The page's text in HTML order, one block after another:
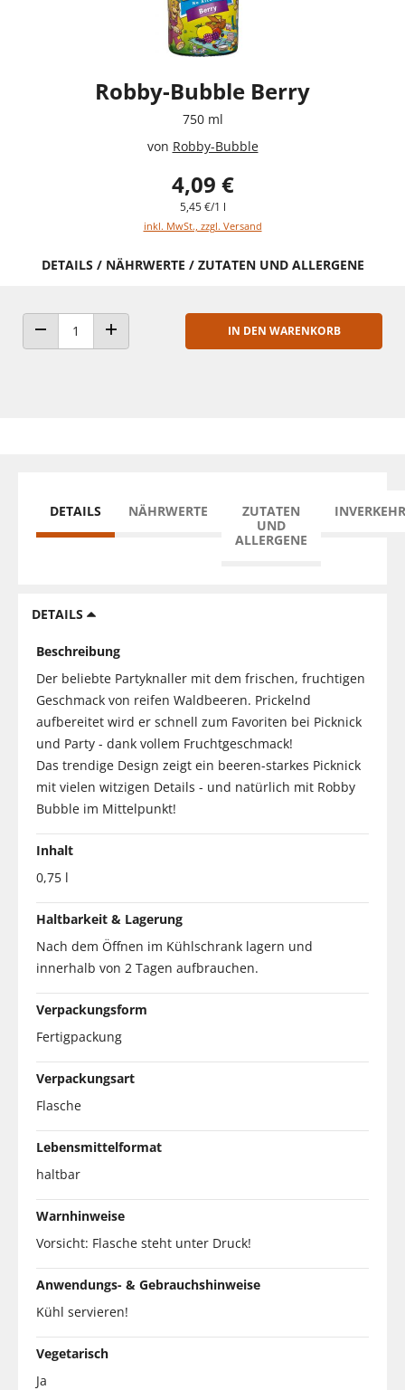
Robby-Bubble Berry
750 ml
von Robby-Bubble
4,09 €
5,45 €/1 l
inkl. MwSt., zzgl. Versand
DETAILS / NÄHRWERTE / ZUTATEN UND ALLERGENE
ANZAHL VERRINGERNANZAHL ERHÖHEN
IN DEN WARENKORB
DETAILS NÄHRWERTE
ZUTATEN
UND
ALLERGENE
DETAILS
Beschreibung
Der beliebte Partyknaller mit dem frischen, fruchtigen
Geschmack von reifen Waldbeeren. Prickelnd
aufbereitet wird er schnell zum Favoriten bei Picknick
und Party - dank vollem Fruchtgeschmack!
Das trendige Design zeigt ein beeren-starkes Picknick
mit vielen witzigen Details - und natürlich mit Robby
Bubble im Mittelpunkt!
Inhalt
0,75 l
Haltbarkeit & Lagerung
Nach dem Öffnen im Kühlschrank lagern und
innerhalb von 2 Tagen aufbrauchen.
Verpackungsform
Fertigpackung
Verpackungsart
Flasche
Lebensmittelformat
haltbar
Warnhinweise
Vorsicht: Flasche steht unter Druck!
Anwendungs- & Gebrauchshinweise
Kühl servieren!
Vegetarisch
Ja